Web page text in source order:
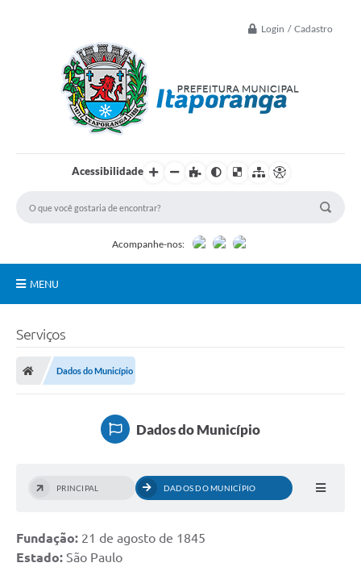
Login / Cadastro
Acessibilidade
Acompanhe-nos:
MENU
Turismo
Publicações Oficiais
Lei Aldir Blanc
Audiências Públicas
Serviços
Dados do Município
Dados do Município
PRINCIPAL DADOS DO MUNICÍPIO
Fundação: 21 de agosto de 1845
Estado: São Paulo